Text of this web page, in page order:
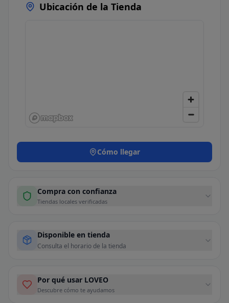
Ubicación de la Tienda
Cómo llegar
Compra con confianza
Tiendas locales verificadas
Disponible en tienda
Consulta el horario de la tienda
Por qué usar LOVEO
Descubre cómo te ayudamos